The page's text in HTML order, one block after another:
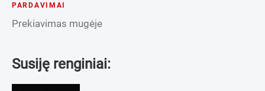
PARDAVIMAI
Prekiavimas mugėje
Susiję renginiai: